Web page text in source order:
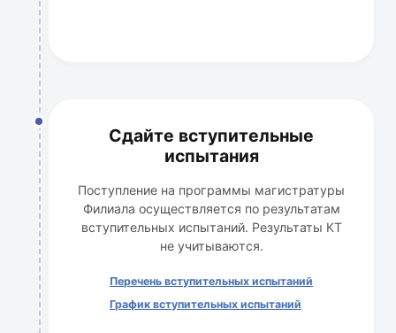
Сдайте вступительные
испытания
Поступление на программы магистратуры
Филиала осуществляется по результатам
вступительных испытаний. Результаты КТ
не учитываются.
Перечень вступительных испытаний
График вступительных испытаний